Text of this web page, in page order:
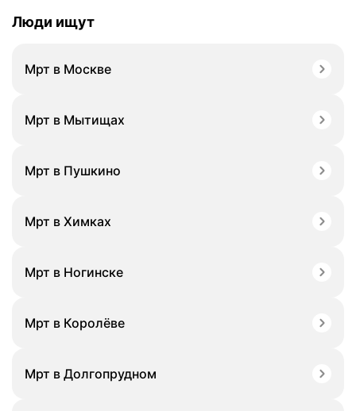
Люди ищут
Мрт в Москве
Мрт в Мытищах
Мрт в Пушкино
Мрт в Химках
Мрт в Ногинске
Мрт в Королёве
Мрт в Долгопрудном